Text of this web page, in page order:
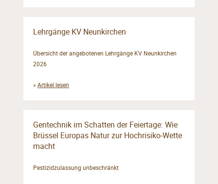
Lehrgänge KV Neunkirchen
Übersicht der angebotenen Lehrgänge KV Neunkirchen
2026
» Artikel lesen
Gentechnik im Schatten der Feiertage: Wie
Brüssel Europas Natur zur Hochrisiko-Wette
macht
Pestizidzulassung unbeschränkt